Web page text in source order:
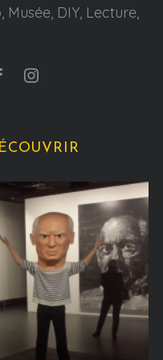
DIY, Lecture,